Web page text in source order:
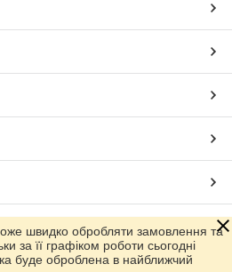
Prom.ua
швидко обробляти замовлення та
за її графіком роботи сьогодні
буде оброблена в найближчий